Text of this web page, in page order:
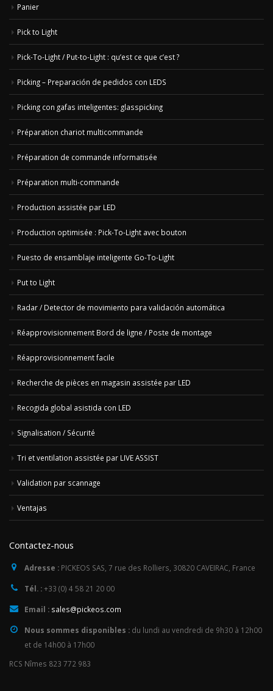
Panier
Pick to Light
Pick-To-Light / Put-to-Light : qu’est ce que c’est ?
Picking – Preparación de pedidos con LEDS
Picking con gafas inteligentes: glasspicking
Préparation chariot multicommande
Préparation de commande informatisée
Préparation multi-commande
Production assistée par LED
Production optimisée : Pick-To-Light avec bouton
Puesto de ensamblaje inteligente Go-To-Light
Put to Light
Radar / Detector de movimiento para validación automática
Réapprovisionnement Bord de ligne / Poste de montage
Réapprovisionnement facile
Recherche de pièces en magasin assistée par LED
Recogida global asistida con LED
Signalisation / Sécurité
Tri et ventilation assistée par LIVE ASSIST
Validation par scannage
Ventajas
Contactez-nous
Adresse : PICKEOS SAS, 7 rue des Rolliers, 30820 CAVEIRAC, France
Tél. :+33 (0) 4 58 21 20 00
Email : sales@pickeos.com
Nous sommes disponibles : du lundi au vendredi de 9h30 à 12h00
et de 14h00 à 17h00
RCS Nîmes 823 772 983